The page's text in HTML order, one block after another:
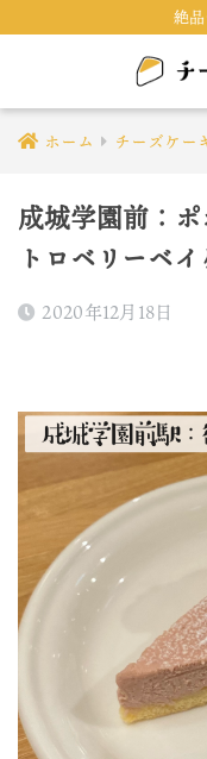
絶
ホーム チーズケー
成城学園前：
トロベリーベ
2020年12月18日